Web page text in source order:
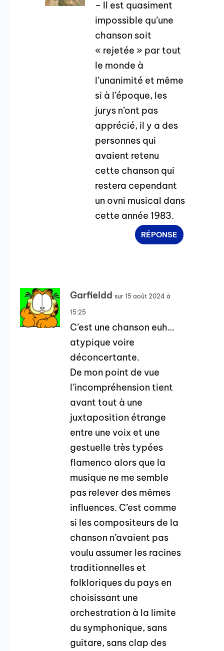
– Il est quasiment
impossible qu’une
chanson soit
« rejetée » par tout
le monde à
l’unanimité et même
si à l’époque, les
jurys n’ont pas
apprécié, il y a des
personnes qui
avaient retenu
cette chanson qui
restera cependant
un ovni musical dans
cette année 1983.
RÉPONSE
Garfieldd sur 15 août 2024 à
15:25
C’est une chanson euh…
atypique voire
déconcertante.
De mon point de vue
l’incompréhension tient
avant tout à une
juxtaposition étrange
entre une voix et une
gestuelle très typées
flamenco alors que la
musique ne me semble
pas relever des mêmes
influences. C’est comme
si les compositeurs de la
chanson n’avaient pas
voulu assumer les racines
traditionnelles et
folkloriques du pays en
choisissant une
orchestration à la limite
du symphonique, sans
guitare, sans clap des